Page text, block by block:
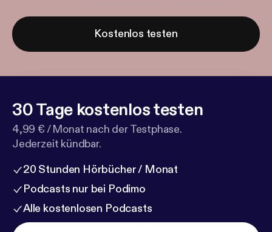
Kostenlos testen
30 Tage kostenlos testen
4,99 € / Monat nach der Testphase.
Jederzeit kündbar.
20 Stunden Hörbücher / Monat
Podcasts nur bei Podimo
Alle kostenlosen Podcasts